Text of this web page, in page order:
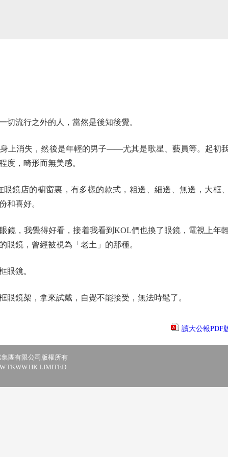
流行之外的人，當然是後知後覺。
消失，然後是年輕的男子——尤其是歌星、藝員等。起初
度，畸形而無美感。
店的櫥窗裏，有多樣的款式，粗邊、細邊、無邊，大框
和喜好。
，我覺得好看，接着我看到KOL們也換了眼鏡，電視上年
鏡，曾經被視為「老土」的那種。
鏡。
鏡架，拿來試戴，自覺不能接受，無法時髦了。
讀大公報PDF
團有限公司版權所有
LIMITED.